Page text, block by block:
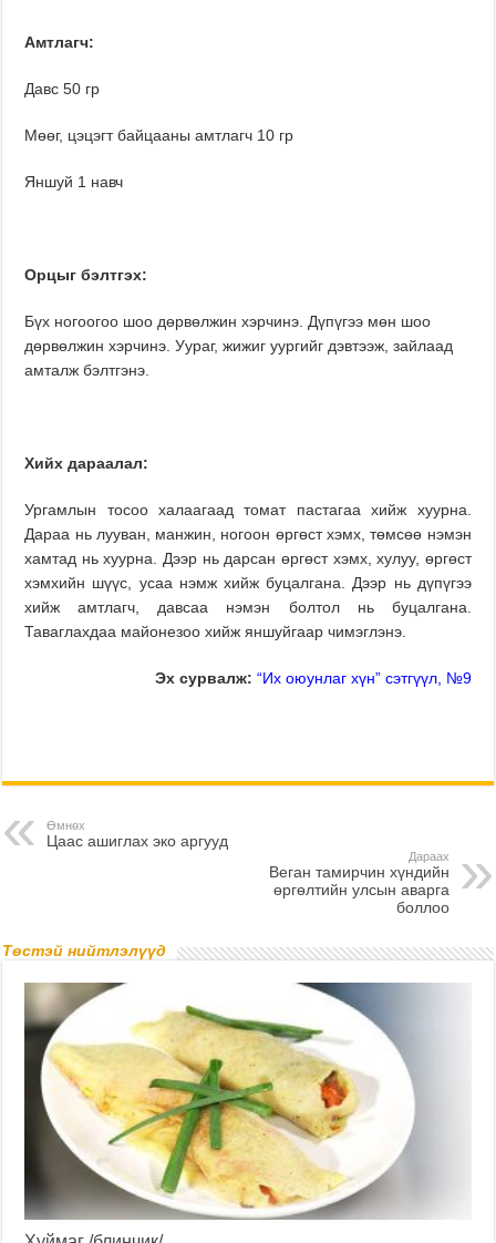
Амтлагч:
Давс 50 гр
Мөөг, цэцэгт байцааны амтлагч 10 гр
Яншуй 1 навч
Орцыг бэлтгэх:
Бүх ногоогоо шоо дөрвөлжин хэрчинэ. Дүпүгээ мөн шоо
дөрвөлжин хэрчинэ. Уураг, жижиг уургийг дэвтээж, зайлаад
амталж бэлтгэнэ.
Хийх дараалал:
Ургамлын тосоо халаагаад томат пастагаа хийж хуурна.
Дараа нь лууван, манжин, ногоон өргөст хэмх, төмсөө нэмэн
хамтад нь хуурна. Дээр нь дарсан өргөст хэмх, хулуу, өргөст
хэмхийн шүүс, усаа нэмж хийж буцалгана. Дээр нь дүпүгээ
хийж амтлагч, давсаа нэмэн болтол нь буцалгана.
Таваглахдаа майонезоо хийж яншуйгаар чимэглэнэ.
Эх сурвалж: “Их оюунлаг хүн” сэтгүүл, №9
Өмнөх
Цаас ашиглах эко аргууд
Дараах
Веган тамирчин хүндийн
өргөлтийн улсын аварга
боллоо
Төстэй нийтлэлүүд